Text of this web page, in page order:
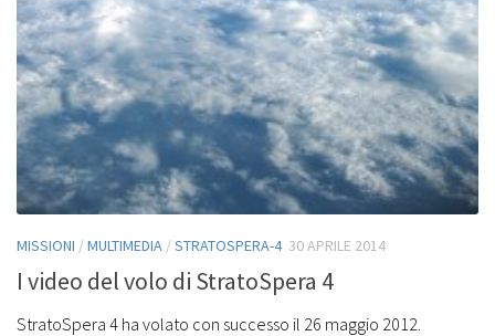
MISSIONI /MULTIMEDIA /STRATOSPERA-4 30 APRILE 2014
I video del volo di StratoSpera 4
StratoSpera 4 ha volato con successo il 26 maggio 2012.